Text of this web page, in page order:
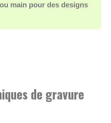
main pour des designs
de gravure